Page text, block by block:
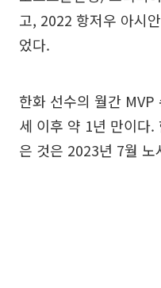
고, 2022 항저우 아시
었다.
한화 선수의 월간
세 이후 약 1년 만이다
은 것은 2023년 7월 노